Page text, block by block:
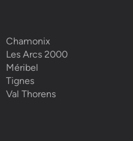
Chamonix
Les Arcs 2000
Méribel
Tignes
Val Thorens